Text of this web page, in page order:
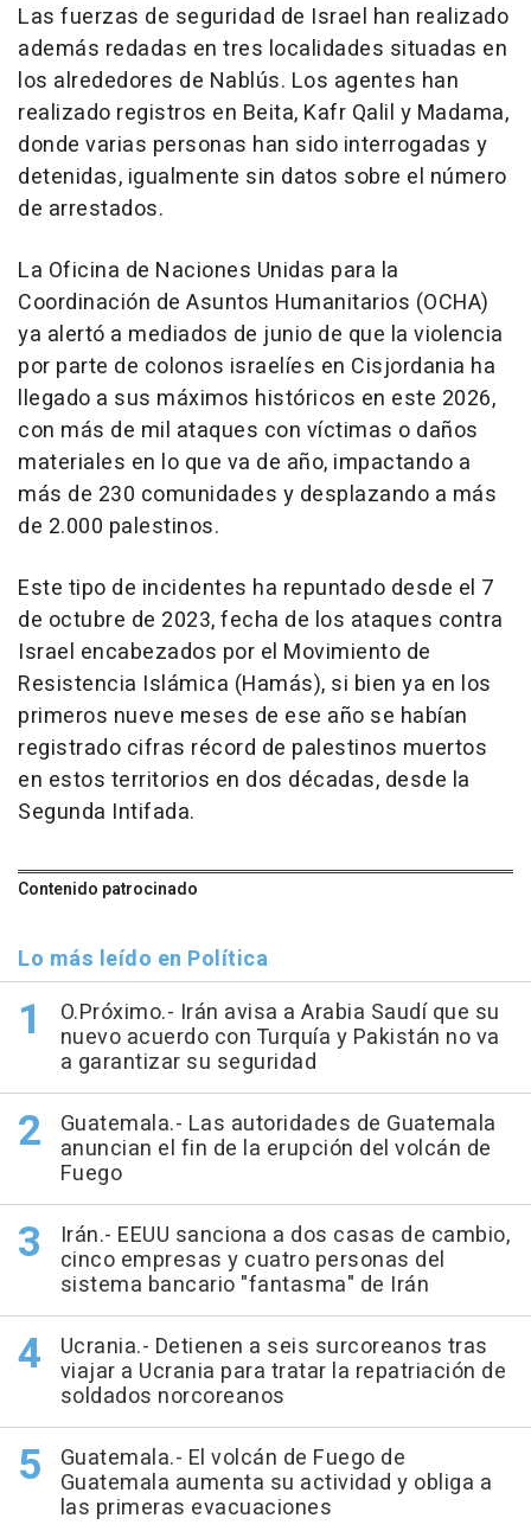
Las fuerzas de seguridad de Israel han realizado
además redadas en tres localidades situadas en
los alrededores de Nablús. Los agentes han
realizado registros en Beita, Kafr Qalil y Madama,
donde varias personas han sido interrogadas y
detenidas, igualmente sin datos sobre el número
de arrestados.
La Oficina de Naciones Unidas para la
Coordinación de Asuntos Humanitarios (OCHA)
ya alertó a mediados de junio de que la violencia
por parte de colonos israelíes en Cisjordania ha
llegado a sus máximos históricos en este 2026,
con más de mil ataques con víctimas o daños
materiales en lo que va de año, impactando a
más de 230 comunidades y desplazando a más
de 2.000 palestinos.
Este tipo de incidentes ha repuntado desde el 7
de octubre de 2023, fecha de los ataques contra
Israel encabezados por el Movimiento de
Resistencia Islámica (Hamás), si bien ya en los
primeros nueve meses de ese año se habían
registrado cifras récord de palestinos muertos
en estos territorios en dos décadas, desde la
Segunda Intifada.
Contenido patrocinado
Lo más leído en Política
O.Próximo.- Irán avisa a Arabia Saudí que su
nuevo acuerdo con Turquía y Pakistán no va
a garantizar su seguridad
Guatemala.- Las autoridades de Guatemala
anuncian el fin de la erupción del volcán de
Fuego
Irán.- EEUU sanciona a dos casas de cambio,
cinco empresas y cuatro personas del
sistema bancario "fantasma" de Irán
Ucrania.- Detienen a seis surcoreanos tras
viajar a Ucrania para tratar la repatriación de
soldados norcoreanos
Guatemala.- El volcán de Fuego de
Guatemala aumenta su actividad y obliga a
las primeras evacuaciones